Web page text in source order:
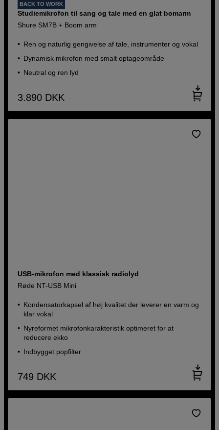
BACK TO WORK
Studiemikrofon til sang og tale med en glat bomarm
Shure SM7B + Boom arm
Ren og naturlig gengivelse af tale, instrumenter og vokal
Dynamisk mikrofon med smalt optageområde
Neutral og ren lyd
3.890 DKK
USB-mikrofon med klassisk radiolyd
Røde NT-USB Mini
Kondensatorkapsel af høj kvalitet der leverer en varm og
klar vokal
Nyreformet mikrofonkarakteristik optimeret for at
reducere ekko
Indbygget popfilter
749 DKK